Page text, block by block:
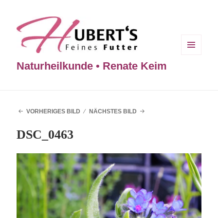
Naturheilkunde • Renate Keim
VORHERIGES BILD NÄCHSTES BILD
DSC_0463